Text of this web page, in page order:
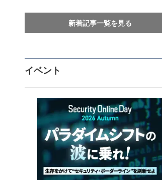
新着記事一覧を見る
イベント